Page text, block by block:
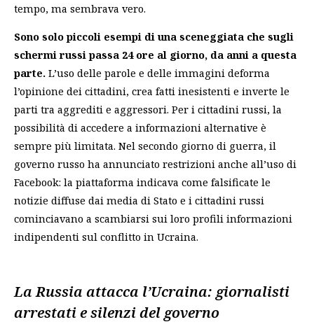
tempo, ma sembrava vero.
Sono solo piccoli esempi di una sceneggiata che sugli
schermi russi passa 24 ore al giorno, da anni a questa
parte. L’uso delle parole e delle immagini deforma
l’opinione dei cittadini, crea fatti inesistenti e inverte le
parti tra aggrediti e aggressori. Per i cittadini russi, la
possibilità di accedere a informazioni alternative è
sempre più limitata. Nel secondo giorno di guerra, il
governo russo ha annunciato restrizioni anche all’uso di
Facebook: la piattaforma indicava come falsificate le
notizie diffuse dai media di Stato e i cittadini russi
cominciavano a scambiarsi sui loro profili informazioni
indipendenti sul conflitto in Ucraina.
La Russia attacca l’Ucraina: giornalisti
arrestati e silenzi del governo